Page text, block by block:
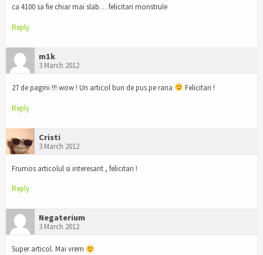
ca 4100 sa fie chiar mai slab… felicitari monstrule
Reply
m1k
3 March 2012
27 de pagini !!! wow ! Un articol bun de pus pe rana Felicitari !
Reply
Cristi
3 March 2012
Frumos articolul si interesant , felicitari !
Reply
Negaterium
3 March 2012
Super articol. Mai vrem